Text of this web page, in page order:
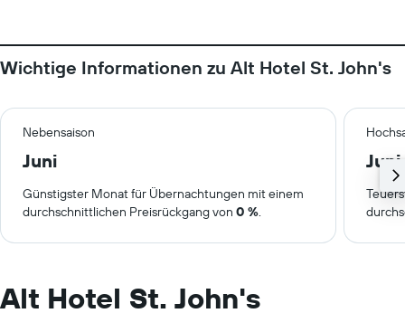
Wichtige Informationen zu Alt Hotel St. John's
Nebensaison
Juni Juni
Günstigster Monat für Übernachtungen mit einem
durchschnittlichen Preisrückgang von 0 %.
Alt Hotel St. John's